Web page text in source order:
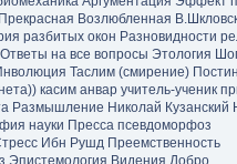
Прекрасная Возлюбленная
разбитых окон Разновидности
Ответы на все вопросы Этология
Таслим (смирение)
касим анвар учитель-ученик
Размышление Николай Кузанский
науки Пресса псевдоморфоз
Ибн Рушд Преемственность
Эпистемология Видения Добро